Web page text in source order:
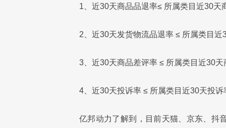
1、近30天商品品退率≤ 所属类目近30天
2、近30天发货物流品退率 ≤ 所属类目
3、近30天商品差评率 ≤ 所属类目近30
4、近30天投诉率 ≤ 所属类目近30天投诉
亿邦动力了解到，目前天猫、京东、抖